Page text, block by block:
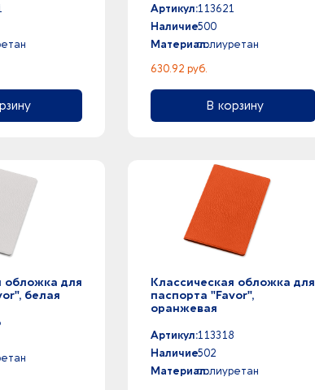
Артикул:113621
Наличие:500
Материал:полиуретан
630.92 руб.
В корзину
обложка для
белая
Классическая обложка для
паспорта "Favor",
оранжевая
Артикул:113318
Наличие:502
Материал:полиуретан